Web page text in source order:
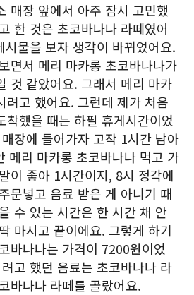
매장 앞에서 아주 잠시 고민했
한 것은 초코바나나 라떼였어
물을 보자 생각이 바뀌었어요.
면서 메리 마카롱 초코바나나가
것 같았어요. 그래서 메리 마카
려고 했어요. 그런데 제가 처음
착했을 때는 하필 휴게시간이었
장에 들어가자 고작 1시간 남아
메리 마카롱 초코바나나 먹고 가
이 좋아 1시간이지, 8시 정각에
문넣고 음료 받은 게 아니기 때
수 있는 시간은 한 시간 채 안
마시고 끝이에요. 그렇게 하기
바나나는 가격이 7200원이었
고 했던 음료는 초코바나나 라
바나나 라떼를 골랐어요.